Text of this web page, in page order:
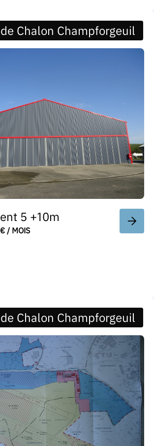
Chalon Champforgeuil
5 +10m
/ MOIS
Chalon Champforgeuil